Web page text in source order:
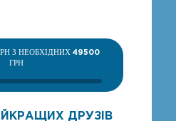
З НЕОБХІДНИХ49500
ГРН
ДРУЗІВ